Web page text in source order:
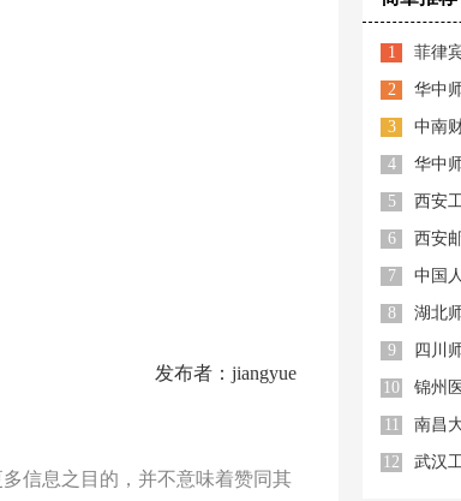
发布者：jiangyue
信息之目的，并不意味着赞同其
1 菲律
2
3
4
5 西安
6
7
8
9
10
11 南昌
12